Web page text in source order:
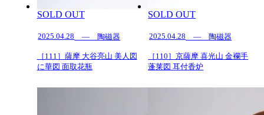
SOLD OUT
2025.04.28 — 陶磁器
［111］薩摩 大谷亮山 美人図
に華図 面取花瓶
SOLD OUT
2025.04.28 — 陶磁器
［110］京薩摩 喜光山 金襴手
蓬莱図 耳付香炉